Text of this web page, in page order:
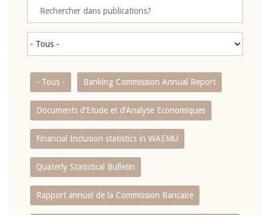
- Tous - Banking Commission Annual Report
Documents d’Etude et d’Analyse Economiques
Financial Inclusion statistics in WAEMU
Quaterly Statistical Bulletin
Rapport annuel de la Commission Bancaire